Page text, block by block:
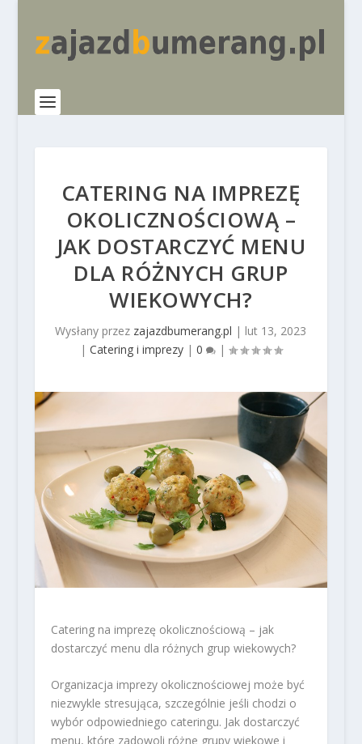
CATERING NA IMPREZĘ
OKOLICZNOŚCIOWĄ –
JAK DOSTARCZYĆ MENU
DLA RÓŻNYCH GRUP
WIEKOWYCH?
Wysłany przez zajazdbumerang.pl | lut 13, 2023
| Catering i imprezy| 0 |
Catering na imprezę okolicznościową – jak
dostarczyć menu dla różnych grup wiekowych?
Organizacja imprezy okolicznościowej może być
niezwykle stresująca, szczególnie jeśli chodzi o
wybór odpowiedniego cateringu. Jak dostarczyć
menu, które zadowoli różne grupy wiekowe i